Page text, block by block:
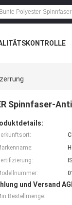
Spinnfaser-
und Versand
Bestellmenge: